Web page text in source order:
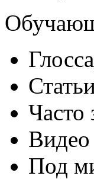
Часто
Видео
Под